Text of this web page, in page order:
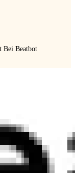
Bei Beatbot